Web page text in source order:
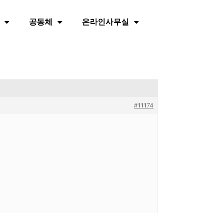
공동체 온라인사무실
#11174